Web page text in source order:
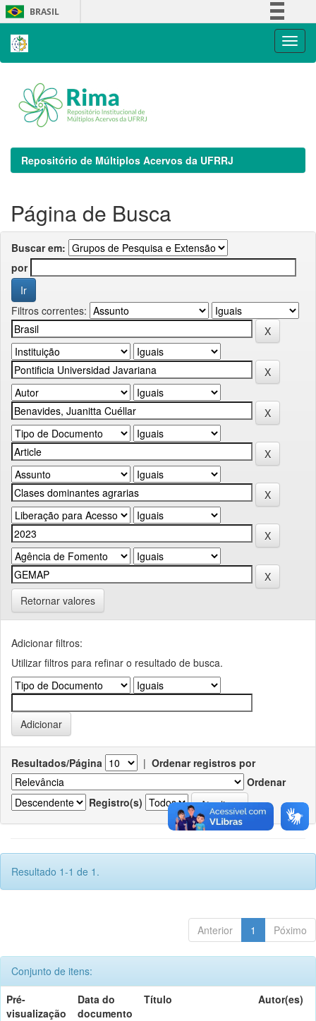
Skip
navigation
BRASIL
Repositório de Múltiplos Acervos da UFRRJ
Página de Busca
Buscar em:
por
Filtros correntes:
Retornar valores
Adicionar filtros:
Utilizar filtros para refinar o resultado de busca.
Resultados/Página | Ordenar registros por
Ordenar
Registro(s)
Resultado 1-1 de 1.
Anterior 1 Póximo
Conjunto de itens:
Pré-
visualização
Data do
documento
Título Autor(es)